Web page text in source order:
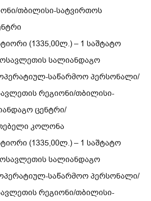
თბილისი-სატვირთოს
(1335,00ლ.) – 1 საშტატო
სალიანდაგო
საწარმოო პერსონალი/
რეგიონი/თბილისი-
ცენტრი/
კოლონა
(1335,00ლ.) – 1 საშტატო
სალიანდაგო
საწარმოო პერსონალი/
რეგიონი/თბილისი-